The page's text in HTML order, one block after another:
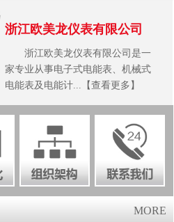
浙江欧美龙仪表有限公司
浙江欧美龙仪表有限公司是一
家专业从事电子式电能表、机械式
电能表及电能计...【查看更多】
MORE